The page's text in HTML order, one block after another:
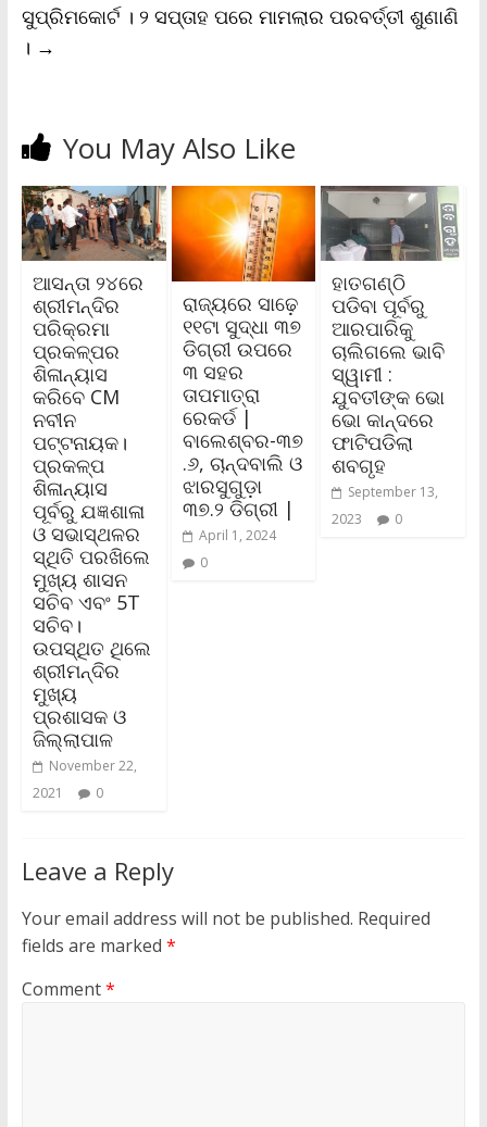
ସୁପ୍ରିମକୋର୍ଟ । ୨ ସପ୍ତାହ ପରେ ମାମଲାର ପରବର୍ତ୍ତୀ ଶୁଣାଣି
। →
You May Also Like
ଆସନ୍ତା ୨୪ରେ
ଶ୍ରୀମନ୍ଦିର
ପରିକ୍ରମା
ପ୍ରକଳ୍ପର
ଶିଳାନ୍ୟାସ
କରିବେ CM
ନବୀନ
ପଟ୍ଟନାୟକ।
ପ୍ରକଳ୍ପ
ଶିଳାନ୍ୟାସ
ପୂର୍ବରୁ ଯଜ୍ଞଶାଳା
ଓ ସଭାସ୍ଥଳର
ସ୍ଥିତି ପରଖିଲେ
ମୁଖ୍ୟ ଶାସନ
ସଚିବ ଏବଂ 5T
ସଚିବ।
ଉପସ୍ଥିତ ଥିଲେ
ଶ୍ରୀମନ୍ଦିର
ମୁଖ୍ୟ
ପ୍ରଶାସକ ଓ
ଜିଲ୍ଲାପାଳ
November 22,
2021
0
ରାଜ୍ୟରେ ସାଢ଼େ
୧୧ଟା ସୁଦ୍ଧା ୩୭
ଡିଗ୍ରୀ ଉପରେ
୩ ସହର
ତାପମାତ୍ରା
ରେକର୍ଡ |
ବାଲେଶ୍ବର-୩୭
.୬, ଚାନ୍ଦବାଲି ଓ
ଝାରସୁଗୁଡ଼ା
୩୭.୨ ଡିଗ୍ରୀ |
April 1, 2024
0
ହାତଗଣ୍ଠି
ପଡିବା ପୂର୍ବରୁ
ଆରପାରିକୁ
ଚାଲିଗଲେ ଭାବି
ସ୍ୱାମୀ :
ଯୁବତୀଙ୍କ ଭୋ
ଭୋ କାନ୍ଦରେ
ଫାଟିପଡିଲା
ଶବଗୃହ
September 13,
2023
0
Leave a Reply
Your email address will not be published. Required
fields are marked *
Comment*